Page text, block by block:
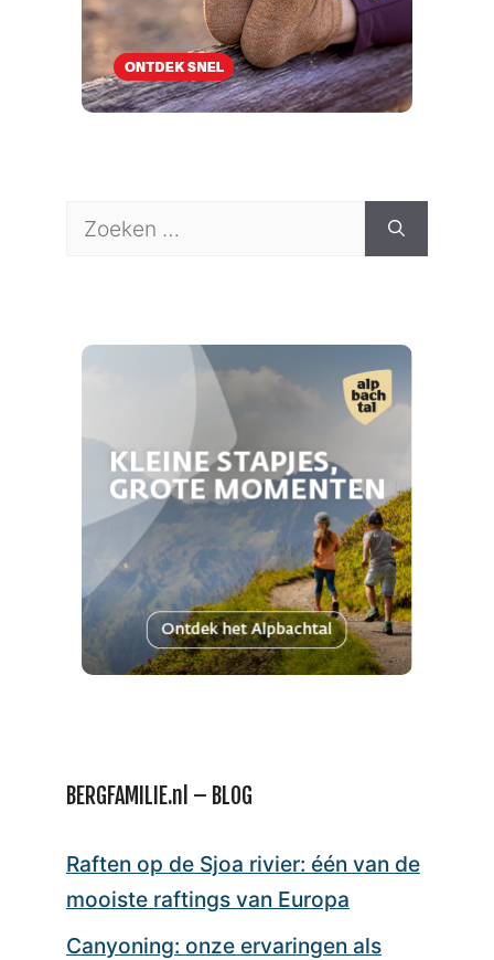
Zoek
BERGFAMILIE.nl – BLOG
Raften op de Sjoa rivier: één van de
mooiste raftings van Europa
Canyoning: onze ervaringen als